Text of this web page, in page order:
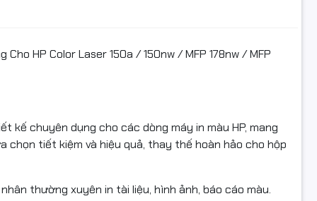
HP Color Laser 150a / 150nw / MFP 178nw / MFP
kế chuyên dụng cho các dòng máy in màu HP, mang
chọn tiết kiệm và hiệu quả, thay thế hoàn hảo cho hộp
thường xuyên in tài liệu, hình ảnh, báo cáo màu.
hiệu, nguồn gốc rõ ràng.
hoàn hàng